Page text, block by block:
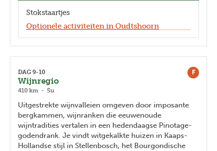
Stokstaartjes
Optionele activiteiten in Oudtshoorn
F
DAG 9-10
Wijnregio
410 km - 5u
Uitgestrekte wijnvalleien omgeven door imposante
bergkammen, wijnranken die eeuwenoude
wijntradities vertalen in een hedendaagse Pinotage-
godendrank. Je vindt witgekalkte huizen in Kaaps-
Hollandse stijl in Stellenbosch, het Bourgondische